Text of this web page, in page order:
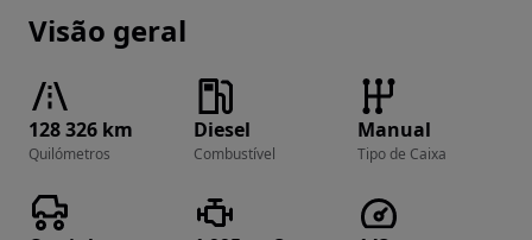
Visão geral
128 326 km
Quilómetros
Diesel
Combustível
Manual
Tipo de Caixa